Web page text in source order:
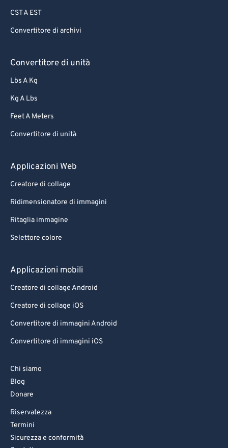
CST A EST
Convertitore di archivi
Convertitore di unità
Lbs A Kg
Kg A Lbs
Feet A Meters
Convertitore di unità
Applicazioni Web
Creatore di collage
Ridimensionatore di immagini
Ritaglia immagine
Selettore colore
Applicazioni mobili
Creatore di collage Android
Creatore di collage iOS
Convertitore di immagini Android
Convertitore di immagini iOS
Chi siamo
Blog
Donare
Riservatezza
Termini
Sicurezza e conformità